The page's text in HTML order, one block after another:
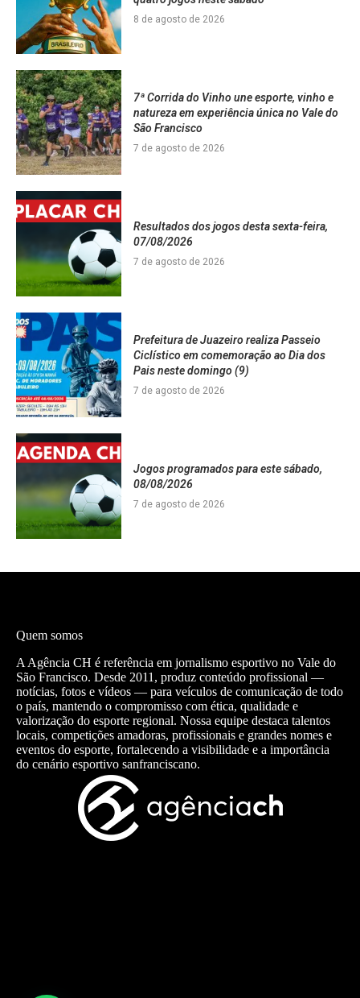
8 de agosto de 2026
7ª Corrida do Vinho une esporte, vinho e
natureza em experiência única no Vale do
São Francisco
7 de agosto de 2026
Resultados dos jogos desta sexta-feira,
07/08/2026
7 de agosto de 2026
Prefeitura de Juazeiro realiza Passeio
Ciclístico em comemoração ao Dia dos
Pais neste domingo (9)
7 de agosto de 2026
Jogos programados para este sábado,
08/08/2026
7 de agosto de 2026
Quem somos
A Agência CH é referência em jornalismo esportivo no Vale do
São Francisco. Desde 2011, produz conteúdo profissional —
notícias, fotos e vídeos — para veículos de comunicação de todo
o país, mantendo o compromisso com ética, qualidade e
valorização do esporte regional. Nossa equipe destaca talentos
locais, competições amadoras, profissionais e grandes nomes e
eventos do esporte, fortalecendo a visibilidade e a importância
do cenário esportivo sanfranciscano.